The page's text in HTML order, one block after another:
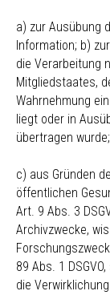
a) zur Ausübung
Information; b)
die Verarbeitung
Mitgliedstaates,
Wahrnehmung
liegt oder in
übertragen wurde;
c) aus Gründen
öffentlichen
Art. 9 Abs. 3
Archivzwecke,
89 Abs. 1
die